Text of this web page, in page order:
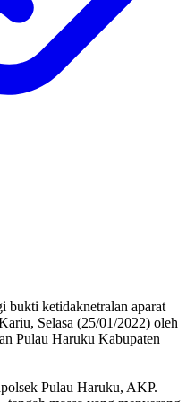
ketidaknetralan aparat
Selasa (25/01/2022) oleh
Pulau Haruku Kabupaten
Pulau Haruku, AKP.